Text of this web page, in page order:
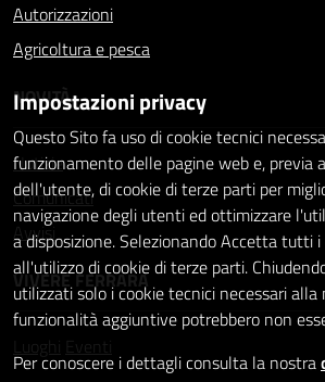
Autorizzazioni
Agricoltura e pesca
NOVITÀ
Notizie
Comunicati
Avvisi
VIVERE FERRARA
Luoghi
Eventi
Impostazioni privacy
Questo Sito fa uso di cookie tecnici
funzionamento delle pagine web e, previa
dell'utente, di cookie di terze parti per
navigazione degli utenti ed ottimizzare
a disposizione. Selezionando Accetta tutti
all'utilizzo di cookie di terze parti.
utilizzati solo i cookie tecnici necessari
funzionalità aggiuntive potrebbero non
Per conoscere i dettagli consulta la nostra